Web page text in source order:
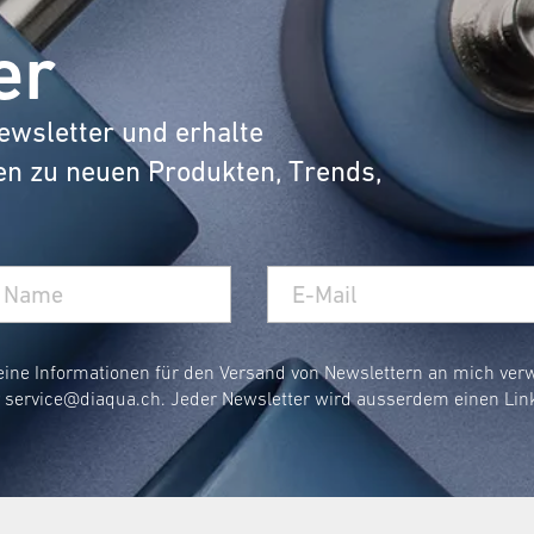
hochwertigen Ringe sind ein echtes Upgrade
zu handhaben und günstig.
mit diaqua® erhältst du immer höchste
Ringe für deinen
manchmal verwirrend sein. Hier ein paar Tipps,
dir wichtig sind – Stabilität, Design oder
um sicherzugehen, dass die Ringe für
kaufen?
und erhalte
zu neuen Produkten, Trends,
Informationen für den Versand von Newslettern an mich
service@diaqua.ch. Jeder Newsletter wird ausserdem einen